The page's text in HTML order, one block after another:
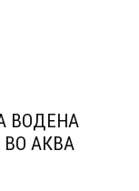
ВОДЕНА
АКВА